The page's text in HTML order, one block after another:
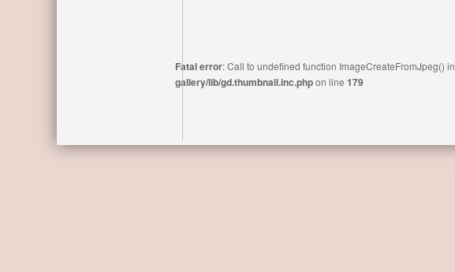
Fatal error: Call to undefined function ImageCreateFromJpeg() in
gallery/lib/gd.thumbnail.inc.phpon line 179